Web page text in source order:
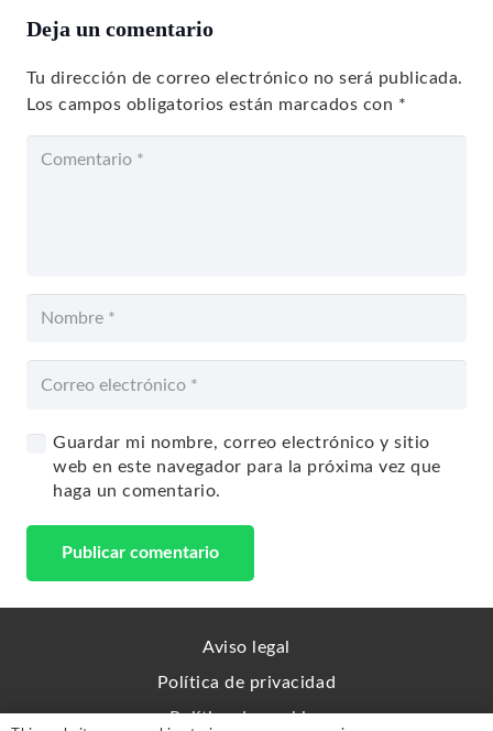
Deja un comentario
Tu dirección de correo electrónico no será publicada.
Los campos obligatorios están marcados con *
Guardar mi nombre, correo electrónico y sitio
web en este navegador para la próxima vez que
haga un comentario.
Publicar comentario
Aviso legal
Política de privacidad
Política de cookies